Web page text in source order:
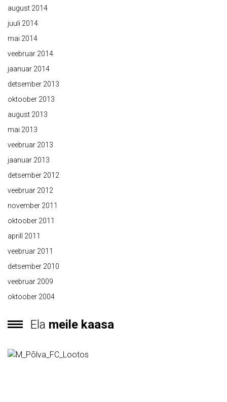
august 2014
juuli 2014
mai 2014
veebruar 2014
jaanuar 2014
detsember 2013
oktoober 2013
august 2013
mai 2013
veebruar 2013
jaanuar 2013
detsember 2012
veebruar 2012
november 2011
oktoober 2011
aprill 2011
veebruar 2011
detsember 2010
veebruar 2009
oktoober 2004
Ela meile kaasa